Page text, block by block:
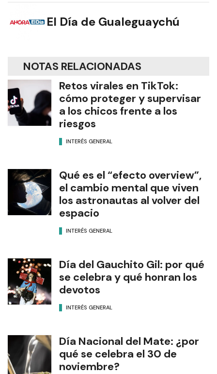
El Día de Gualeguaychú
NOTAS RELACIONADAS
Retos virales en TikTok:
cómo proteger y supervisar
a los chicos frente a los
riesgos
INTERÉS GENERAL
Qué es el “efecto overview”,
el cambio mental que viven
los astronautas al volver del
espacio
INTERÉS GENERAL
Día del Gauchito Gil: por qué
se celebra y qué honran los
devotos
INTERÉS GENERAL
Día Nacional del Mate: ¿por
qué se celebra el 30 de
noviembre?